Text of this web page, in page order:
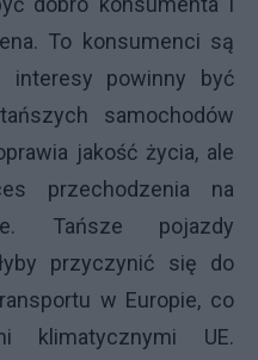
To konsumenci są
powinny być
samochodów
jakość życia, ale
przechodzenia na
Tańsze pojazdy
przyczynić się do
w Europie, co
UE.